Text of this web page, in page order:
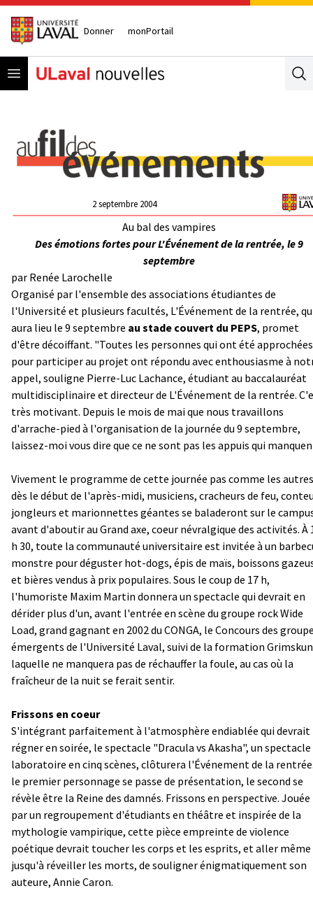
Donner monPortail
Open menu
2 septembre 2004
Au bal des vampires
Des émotions fortes pour L'Événement de la rentrée, le 9
septembre
par Renée Larochelle
Organisé par l'ensemble des associations étudiantes de
l'Université et plusieurs facultés, L'Événement de la rentrée,
aura lieu le 9 septembre au stade couvert du PEPS, promet
d'être décoiffant. "Toutes les personnes qui ont été approchées
pour participer au projet ont répondu avec enthousiasme à
appel, souligne Pierre-Luc Lachance, étudiant au baccalauréat
multidisciplinaire et directeur de L'Événement de la rentrée.
très motivant. Depuis le mois de mai que nous travaillons
d'arrache-pied à l'organisation de la journée du 9 septembre,
laissez-moi vous dire que ce ne sont pas les appuis qui
Vivement le programme de cette journée pas comme les
dès le début de l'après-midi, musiciens, cracheurs de feu,
jongleurs et marionnettes géantes se baladeront sur le
avant d'aboutir au Grand axe, coeur névralgique des activités. À
h 30, toute la communauté universitaire est invitée à un
monstre pour déguster hot-dogs, épis de maïs, boissons
et bières vendus à prix populaires. Sous le coup de 17 h,
l'humoriste Maxim Martin donnera un spectacle qui devrait en
dérider plus d'un, avant l'entrée en scène du groupe rock Wide
Load, grand gagnant en 2002 du CONGA, le Concours des
émergents de l'Université Laval, suivi de la formation
laquelle ne manquera pas de réchauffer la foule, au cas où la
fraîcheur de la nuit se ferait sentir.
Frissons en coeur
S'intégrant parfaitement à l'atmosphère endiablée qui devrait
régner en soirée, le spectacle "Dracula vs Akasha", un spectacle
laboratoire en cinq scènes, clôturera l'Événement de la
le premier personnage se passe de présentation, le second se
révèle être la Reine des damnés. Frissons en perspective. Jouée
par un regroupement d'étudiants en théâtre et inspirée de la
mythologie vampirique, cette pièce empreinte de violence
poétique devrait toucher les corps et les esprits, et aller même
jusqu'à réveiller les morts, de souligner énigmatiquement son
auteure, Annie Caron.